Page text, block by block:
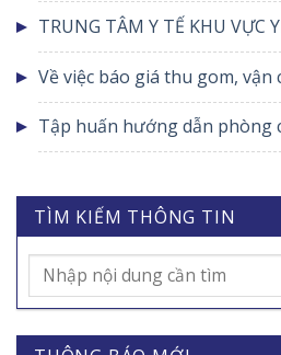
TRUNG TÂM Y TẾ KHU VỰC
THĂM HỎI, TẶNG QUÀ TẾT
CÓ HOÀN CẢNH KHÓ KHĂN
TRỊ NỘI TRÚ
Về việc báo giá thu gom, vận
xử lý rác thải y tế nguy hại
tế huyện Yên Lạc
Tập huấn hướng dẫn phòng
và xử trí cấp cứu phản vệ và
TÌM KIẾM THÔNG TIN